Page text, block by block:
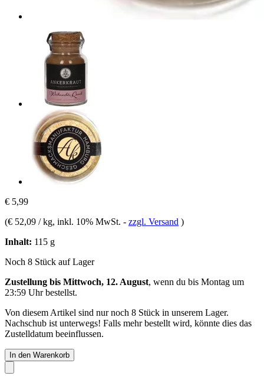
€ 5,99
(€ 52,09 / kg, inkl. 10% MwSt. - zzgl. Versand )
Inhalt: 115 g
Noch 8 Stück auf Lager
Zustellung bis Mittwoch, 12. August, wenn du bis Montag um
23:59 Uhrbestellst.
Von diesem Artikel sind nur noch 8 Stück in unserem Lager.
Nachschub ist unterwegs! Falls mehr bestellt wird, könnte dies das
Zustelldatum beeinflussen.
In den Warenkorb